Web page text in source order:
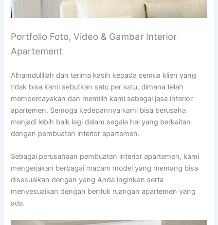
Portfolio Foto, Video & Gambar Interior
Apartement
Alhamdulillah dan terima kasih kepada semua klien yang
tidak bisa kami sebutkan satu per satu, dimana telah
mempercayakan dan memilih kami sebagai jasa interior
apartemen. Semoga kedepannya kami bisa berusaha
menjadi lebih baik lagi dalam segala hal yang berkaitan
dengan pembuatan interior apartemen.
Sebagai perusahaan pembuatan interior apartemen, kami
mengerjakan berbagai macam model yang memang bisa
disesuaikan dengan yang Anda inginkan serta
menyesuaikan dengan bentuk ruangan apartemen yang
ada.